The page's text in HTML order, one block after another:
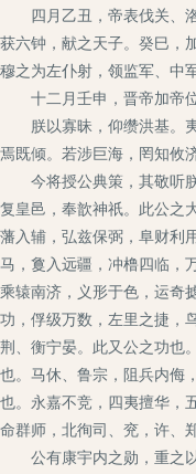
四月乙丑，帝表伐关、洛
获六钟，献之天子。癸巳，
穆之为左仆射，领监军、中
十二月壬申，晋帝加帝位
朕以寡昧，仰缵洪基。夷
焉既倾。若涉巨海，罔知攸
今将授公典策，其敬听朕
复皇邑，奉歆神祇。此公之
藩入辅，弘兹保弼，阜财利
马，敻入远疆，冲橹四临，
乘辕南济，义形于色，运奇
功，俘级万数，左里之捷，
荆、衡宁晏。此又公之功也
也。马休、鲁宗，阻兵内侮
也。永嘉不竞，四夷擅华，
命群师，北徇司、兖，许、
公有康宇内之勋，重之以